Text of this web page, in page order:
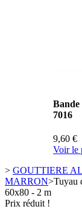
7016
9,60 €
Voir le
> GOUTTIERE
MARRON>Tuyau
60x80 - 2 m
Prix réduit !